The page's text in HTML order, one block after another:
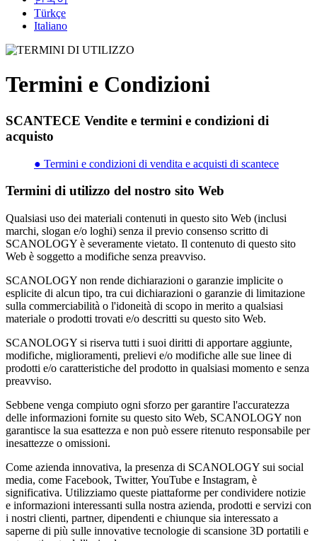
Türkçe
Italiano
Termini e Condizioni
SCANTECE Vendite e termini e condizioni di
acquisto
● Termini e condizioni di vendita e acquisti di scantece
Termini di utilizzo del nostro sito Web
Qualsiasi uso dei materiali contenuti in questo sito Web (inclusi
marchi, slogan e/o loghi) senza il previo consenso scritto di
SCANOLOGY è severamente vietato. Il contenuto di questo sito
Web è soggetto a modifiche senza preavviso.
SCANOLOGY non rende dichiarazioni o garanzie implicite o
esplicite di alcun tipo, tra cui dichiarazioni o garanzie di limitazione
sulla commerciabilità o l'idoneità di scopo in merito a qualsiasi
materiale o prodotti trovati e/o descritti su questo sito Web.
SCANOLOGY si riserva tutti i suoi diritti di apportare aggiunte,
modifiche, miglioramenti, prelievi e/o modifiche alle sue linee di
prodotti e/o caratteristiche del prodotto in qualsiasi momento e senza
preavviso.
Sebbene venga compiuto ogni sforzo per garantire l'accuratezza
delle informazioni fornite su questo sito Web, SCANOLOGY non
garantisce la sua esattezza e non può essere ritenuto responsabile per
inesattezze o omissioni.
Come azienda innovativa, la presenza di SCANOLOGY sui social
media, come Facebook, Twitter, YouTube e Instagram, è
significativa. Utilizziamo queste piattaforme per condividere notizie
e informazioni interessanti sulla nostra azienda, prodotti e servizi con
i nostri clienti, partner, dipendenti e chiunque sia interessato a
saperne di più sulle innovative tecnologie di scansione 3D portatili e